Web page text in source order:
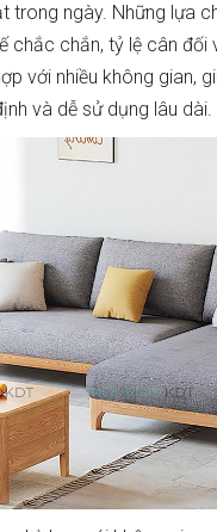
trong ngày. Những lựa
chắc chắn, tỷ lệ cân đối
với nhiều không gian,
và dễ sử dụng lâu dài.